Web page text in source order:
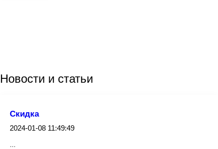
Новости и статьи
Скидка
2024-01-08 11:49:49
...